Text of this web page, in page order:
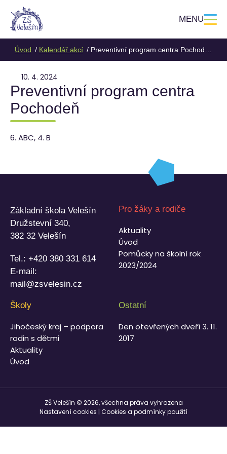
MENU
Úvod Kalendář akcí
10. 4. 2024
Preventivní program centra
Pochodeň
6. ABC, 4. B
Základní škola Velešín
Družstevní 340,
382 32 Velešín
Tel.: +420 380 331 614
E-mail:
mail@zsvelesin.cz
Pro žáky a rodiče
Aktuality
Úvod
Pomůcky na školní rok
2023/2024
Školy
Jihočeský kraj – podpora
rodin s dětmi
Aktuality
Úvod
Ostatní
Den otevřených dveří 3. 11.
2017
ZŠ Velešín © 2026, všechna práva vyhrazena
Nastavení cookies Cookies a podmínky použití